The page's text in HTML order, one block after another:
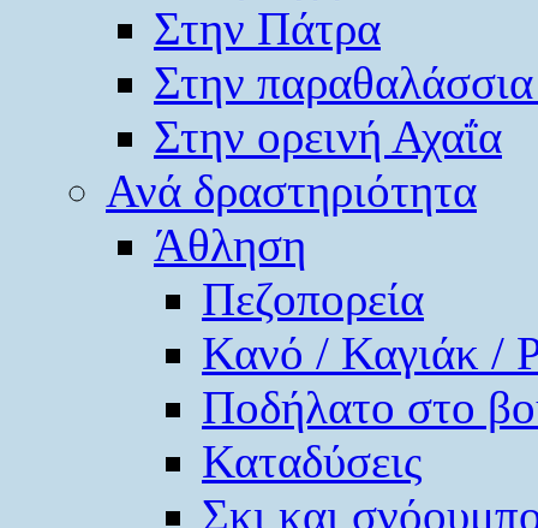
Στην Πάτρα
Στην
Στην ορεινή Αχαΐα
Ανά δραστηριότητα
Άθληση
Πεζοπορεία
Κανό / Καγιάκ /
Ποδήλατο στο
Καταδύσεις
Σκι και